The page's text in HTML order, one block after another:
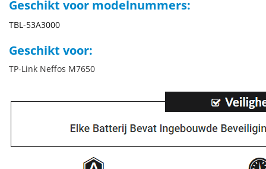
Geschikt voor modelnummers:
TBL-53A3000
Geschikt voor:
TP-Link Neffos M7650